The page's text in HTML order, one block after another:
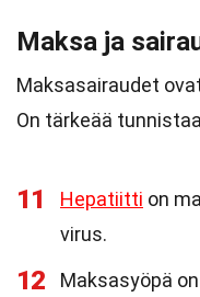
Maksa ja
Maksasairaudet
On tärkeää
11 Hepatiitti on
virus.
12
Maksasyöpä